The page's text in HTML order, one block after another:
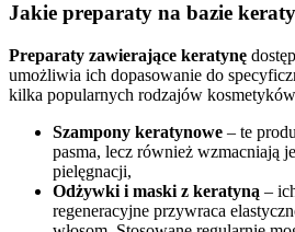
Jakie preparaty na bazie
Preparaty zawierające keratynę
umożliwia ich dopasowanie do
kilka popularnych rodzajów
Szampony keratynowe – te
pasma, lecz również wzmacniają
pielęgnacji,
Odżywki i maski z keratyną –
regeneracyjne przywraca